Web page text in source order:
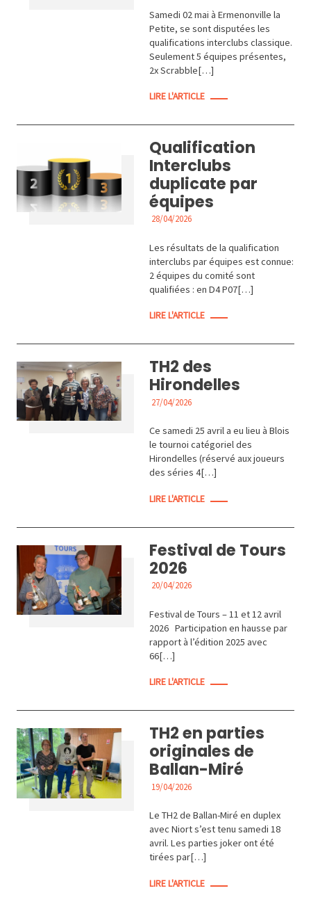
Samedi 02 mai à Ermenonville la
Petite, se sont disputées les
qualifications interclubs classique.
Seulement 5 équipes présentes,
2x Scrabble[…]
LIRE L'ARTICLE
Qualification
Interclubs
duplicate par
équipes
28/04/2026
Les résultats de la qualification
interclubs par équipes est connue:
2 équipes du comité sont
qualifiées : en D4 P07[…]
LIRE L'ARTICLE
TH2 des
Hirondelles
27/04/2026
Ce samedi 25 avril a eu lieu à Blois
le tournoi catégoriel des
Hirondelles (réservé aux joueurs
des séries 4[…]
LIRE L'ARTICLE
Festival de Tours
2026
20/04/2026
Festival de Tours – 11 et 12 avril
2026 Participation en hausse par
rapport à l’édition 2025 avec
66[…]
LIRE L'ARTICLE
TH2 en parties
originales de
Ballan-Miré
19/04/2026
Le TH2 de Ballan-Miré en duplex
avec Niort s’est tenu samedi 18
avril. Les parties joker ont été
tirées par[…]
LIRE L'ARTICLE